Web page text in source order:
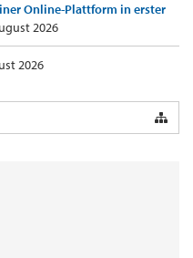
Online-Plattform in erster
2026
2026